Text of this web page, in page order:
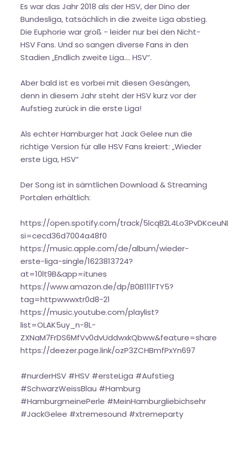
Es war das Jahr 2018 als der HSV, der Dino der
Bundesliga, tatsächlich in die zweite Liga abstieg.
Die Euphorie war groß - leider nur bei den Nicht-
HSV Fans. Und so sangen diverse Fans in den
Stadien „Endlich zweite Liga…. HSV“.
Aber bald ist es vorbei mit diesen Gesängen,
denn in diesem Jahr steht der HSV kurz vor der
Aufstieg zurück in die erste Liga!
Als echter Hamburger hat Jack Gelee nun die
richtige Version für alle HSV Fans kreiert: „Wieder
erste Liga, HSV“
Der Song ist in sämtlichen Download & Streaming
Portalen erhältlich:
https://open.spotify.com/track/
si=cecd36d7004a48f0
https://music.apple.com/de/album/wieder-
erste-liga-single/1623813724?
at=10lt9B&app=itunes
https://www.amazon.de/dp/B0B111FTY5?
tag=httpwwwxtr0d8-21
https://music.youtube.com/playlist?
list=OLAK5uy_n-8L-
ZXNaM7FrDS6MfVv0dvUddwxkQbww&feature=share
https://deezer.page.link/ozP3ZCHBmfPxYn697
#nurderHSV #HSV #ersteLiga #Aufstieg
#SchwarzWeissBlau #Hamburg
#HamburgmeinePerle #MeinHamburgliebichsehr
#JackGelee #xtremesound #xtremeparty